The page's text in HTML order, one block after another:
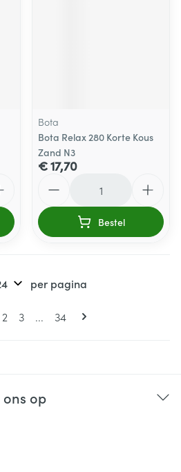
Bota
Bota Relax 280 Korte Kous
Zand N3
€ 17,70
Bestel
Pagina's
momenteel pagina
Pagina
2 Pagina
3 ... Pagina
34
per pagina
op